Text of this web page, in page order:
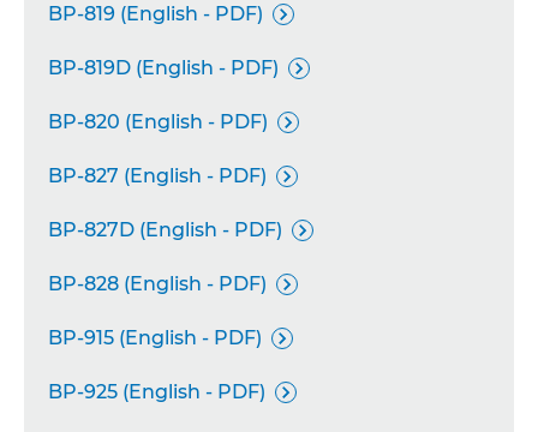
BP-819 (English - PDF) 
BP-819D (English - PDF) 
BP-820 (English - PDF) 
BP-827 (English - PDF) 
BP-827D (English - PDF) 
BP-828 (English - PDF) 
BP-915 (English - PDF) 
BP-925 (English - PDF) 